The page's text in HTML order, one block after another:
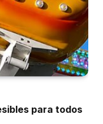
para todos